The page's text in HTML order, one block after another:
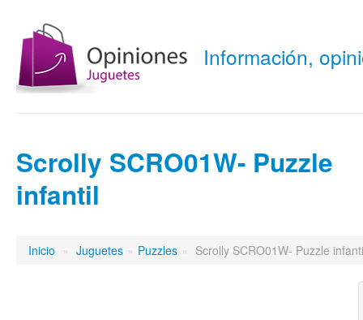
Información,
Scrolly SCRO01W- Puzzle
infantil
Inicio » Juguetes » Puzzles » Scrolly SCRO01W- Puzzle